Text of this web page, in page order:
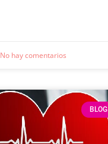
No hay comentarios
BLOG